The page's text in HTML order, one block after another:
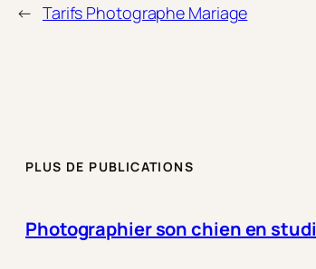
← Tarifs Photographe Mariage
PLUS DE PUBLICATIONS
Photographier son chien en